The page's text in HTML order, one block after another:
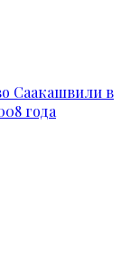
Саакашвили в
года